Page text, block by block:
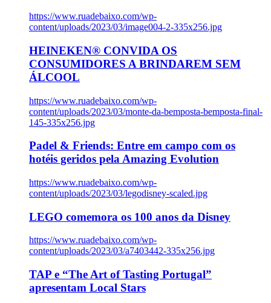
https://www.ruadebaixo.com/wp-
content/uploads/2023/03/image004-2-335x256.jpg
HEINEKEN® CONVIDA OS
CONSUMIDORES A BRINDAREM SEM
ÁLCOOL
https://www.ruadebaixo.com/wp-
content/uploads/2023/03/monte-da-bemposta-bemposta-final-
145-335x256.jpg
Padel & Friends: Entre em campo com os
hotéis geridos pela Amazing Evolution
https://www.ruadebaixo.com/wp-
content/uploads/2023/03/legodisney-scaled.jpg
LEGO comemora os 100 anos da Disney
https://www.ruadebaixo.com/wp-
content/uploads/2023/03/a7403442-335x256.jpg
TAP e “The Art of Tasting Portugal”
apresentam Local Stars